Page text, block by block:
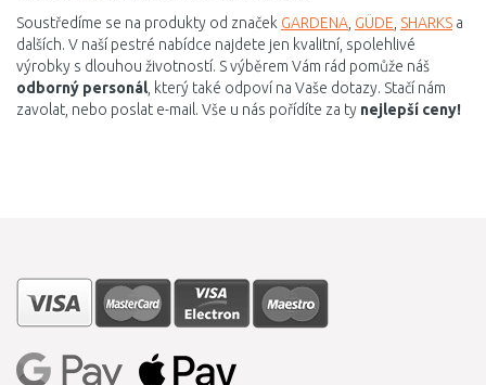
Soustředíme se na produkty od značek GARDENA GÜDE SHARKS a
dalších. V naší pestré nabídce najdete jen kvalitní, spolehlivé
výrobky s dlouhou životností. S výběrem Vám rád pomůže náš
odborný personál, který také odpoví na Vaše dotazy. Stačí nám
zavolat, nebo poslat e-mail. Vše u nás pořídíte za ty nejlepší ceny!